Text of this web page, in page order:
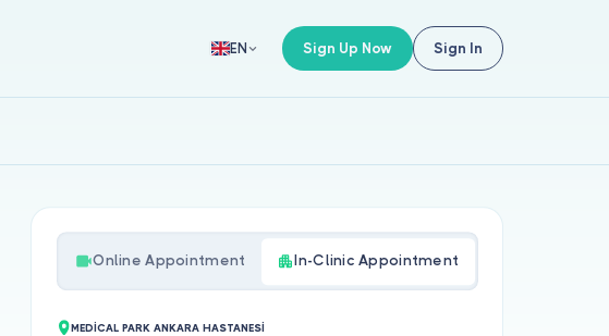
EN Sign Up Now Sign In
Online Appointment In-Clinic Appointment
MEDİCAL PARK ANKARA HASTANESİ